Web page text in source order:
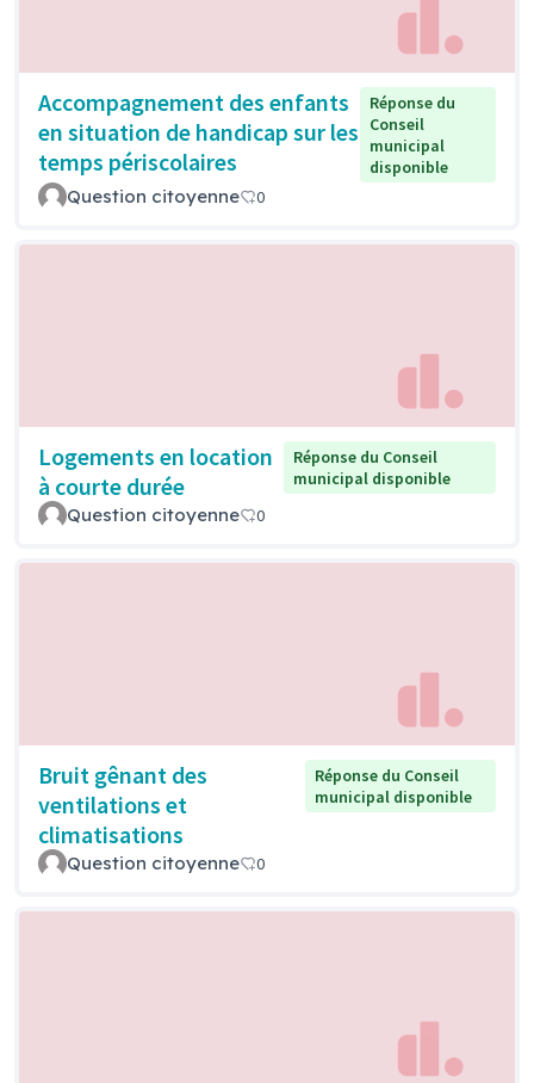
Accompagnement des enfants
en situation de handicap sur les
temps périscolaires
Réponse du
Conseil
municipal
disponible
Question citoyenne 0
Logements en location
à courte durée
Réponse du Conseil
municipal disponible
Question citoyenne 0
Bruit gênant des
ventilations et
climatisations
Réponse du Conseil
municipal disponible
Question citoyenne 0